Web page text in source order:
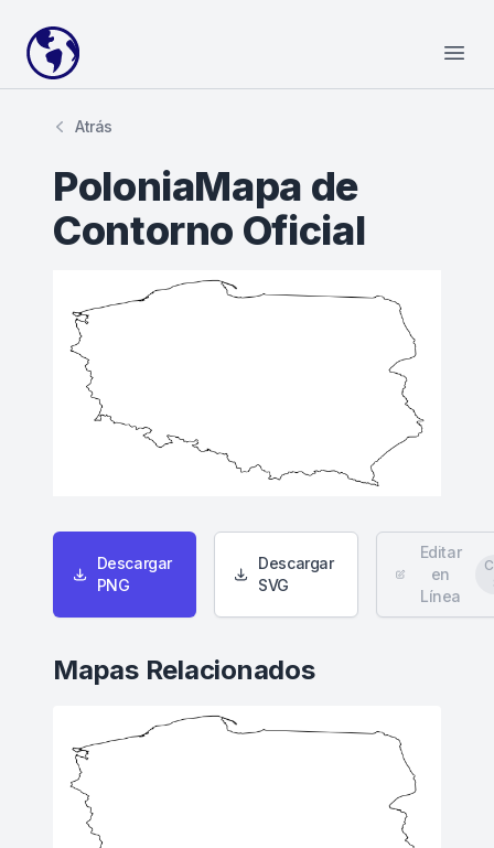
Your Company
Atrás
PoloniaMapa de
Contorno Oficial
Descargar
PNG
Descargar
SVG
Editar
en
Línea
Mapas Relacionados